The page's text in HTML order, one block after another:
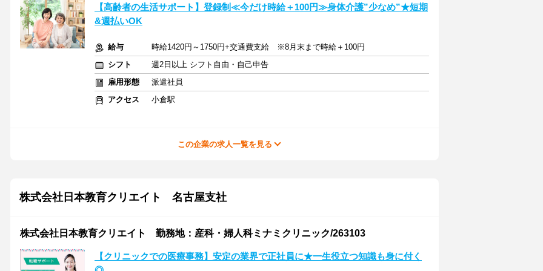
【高齢者の生活サポート】登録制≪今だけ時給＋100円≫身体介護”少なめ”★短期
&週払いOK
給与
時給1420円～1750円+交通費支給 ※8月末まで時給＋100円
シフト
週2日以上 シフト自由・自己申告
雇用形態
派遣社員
アクセス
小倉駅
この企業の求人一覧を見る
株式会社日本教育クリエイト 名古屋支社
株式会社日本教育クリエイト 勤務地：産科・婦人科ミナミクリニック/263103
【クリニックでの医療事務】安定の業界で正社員に★一生役立つ知識も身に付く